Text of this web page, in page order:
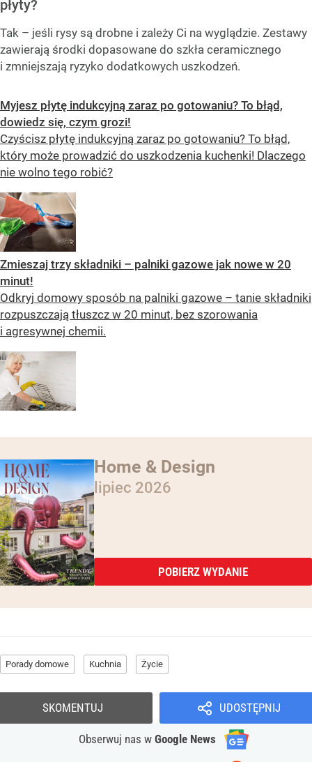
płyty?
Tak – jeśli rysy są drobne i zależy Ci na wyglądzie. Zestawy
zawierają środki dopasowane do szkła ceramicznego
i zmniejszają ryzyko dodatkowych uszkodzeń.
Myjesz płytę indukcyjną zaraz po gotowaniu? To błąd,
dowiedz się, czym grozi!
Czyścisz płytę indukcyjną zaraz po gotowaniu? To błąd,
który może prowadzić do uszkodzenia kuchenki! Dlaczego
nie wolno tego robić?
Zmieszaj trzy składniki – palniki gazowe jak nowe w 20
minut!
Odkryj domowy sposób na palniki gazowe – tanie składniki
rozpuszczają tłuszcz w 20 minut, bez szorowania
i agresywnej chemii.
Home & Design
lipiec 2026
POBIERZ WYDANIE
Porady domowe Kuchnia Życie
UDOSTĘPNIJ
Obserwuj nas w Google News
SKOMENTUJ